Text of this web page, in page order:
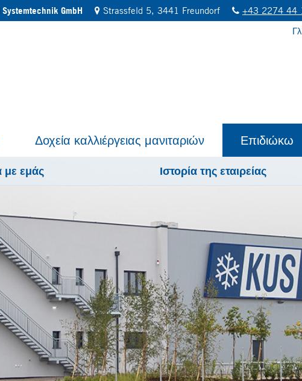
GmbH Strassfeld 5, 3441 Freundorf +43 2274 44
Δοχεία καλλιέργειας μανιταριών Επιδιώκω
με εμάς Ιστορία της εταιρείας